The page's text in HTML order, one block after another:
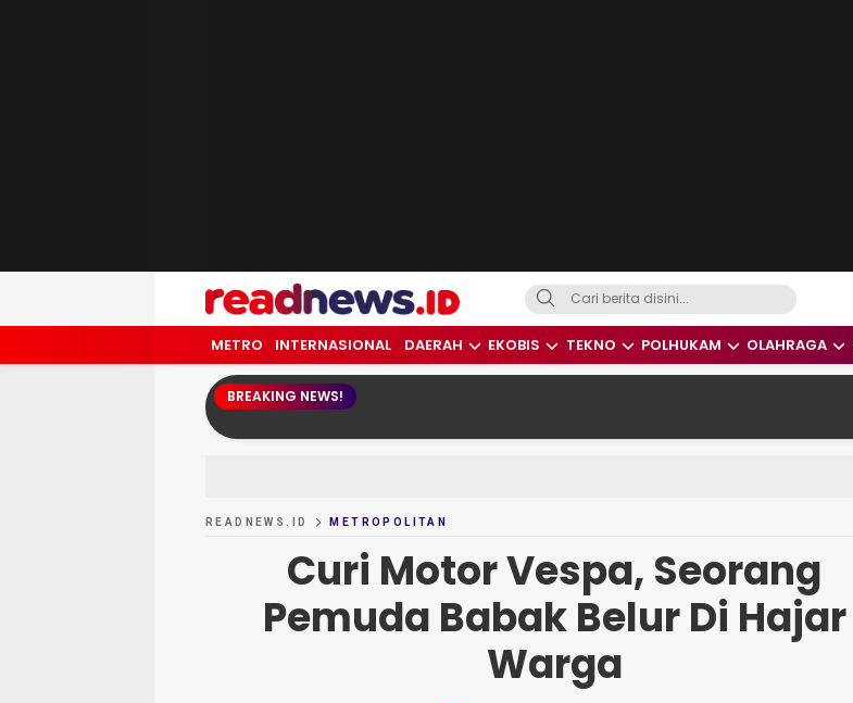
readnews.id
Berita Terkini, Update Terbaru Hari ini dari Indonesia dan Dunia
METRO INTERNASIONAL DAERAH EKOBIS TEKNO POLHUKAM OLAHRAGA
BREAKING NEWS!
READNEWS.ID METROPOLITAN
Curi Motor Vespa, Seorang
Pemuda Babak Belur Di Hajar
Warga